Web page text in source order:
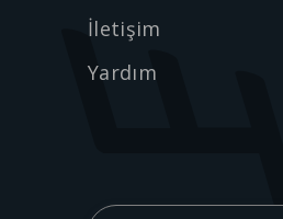
İletişim
Yardım